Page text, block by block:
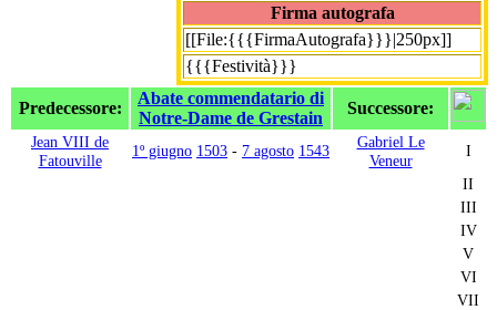
Firma autografa
[[File:{{{FirmaAutografa}}}|250px]]
{{{Festività}}}
Predecessore:
Abate commendatario di
Notre-Dame de Grestain
Successore:
Jean VIII de
Fatouville
1º giugno 1503 - 7 agosto 1543
Gabriel Le
Veneur
I
II
III
IV
V
VI
VII